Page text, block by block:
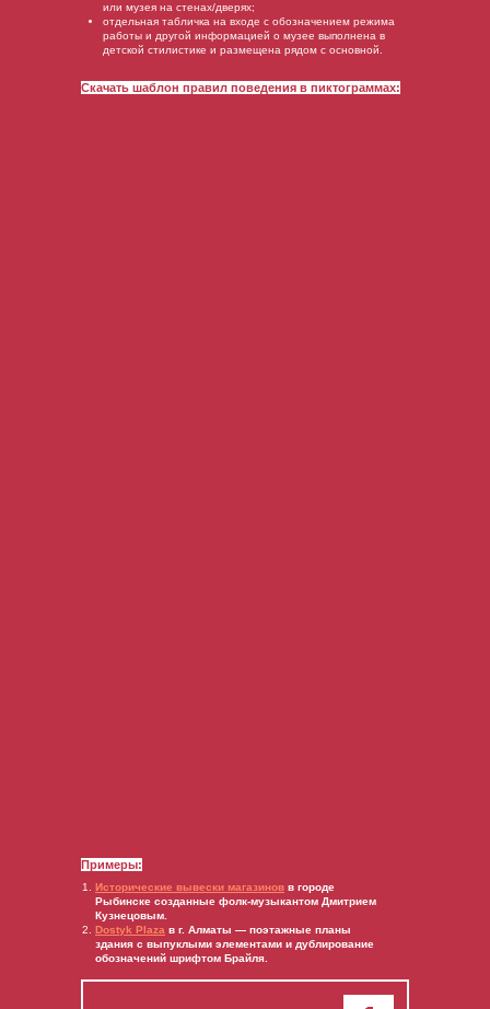
или музея на стенах/дверях;
отдельная табличка на входе с обозначением режима
работы и другой информацией о музее выполнена в
детской стилистике и размещена рядом с основной.
Исторические вывески магазинов в городе
Рыбинске созданные фолк-музыкантом Дмитрием
Кузнецовым.
Dostyk Plaza в г. Алматы — поэтажные планы
здания с выпуклыми элементами и дублирование
обозначений шрифтом Брайля.
Примеры:
Скачать шаблон правил поведения в пиктограммах: